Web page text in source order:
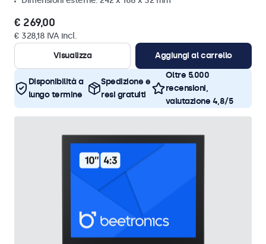
€ 269,00
€ 328,18 IVA incl.
Visualizza
Aggiungi al carrello
Disponibilità a
lungo termine
Spedizione e
resi gratuiti
Oltre 5.000
recensioni,
valutazione 4,8/5